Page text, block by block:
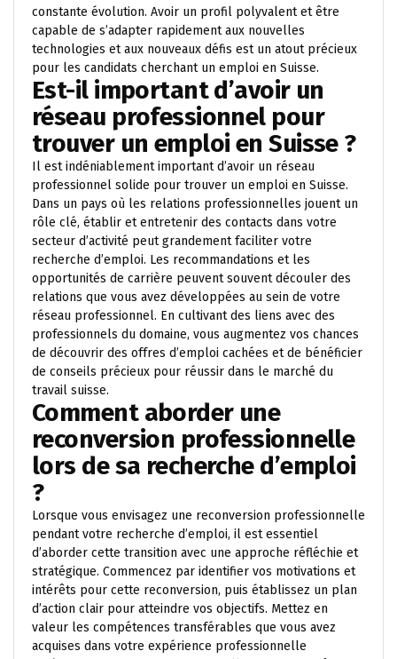
constante évolution. Avoir un profil polyvalent et être
capable de s’adapter rapidement aux nouvelles
technologies et aux nouveaux défis est un atout précieux
pour les candidats cherchant un emploi en Suisse.
Est-il important d’avoir un
réseau professionnel pour
trouver un emploi en Suisse ?
Il est indéniablement important d’avoir un réseau
professionnel solide pour trouver un emploi en Suisse.
Dans un pays où les relations professionnelles jouent un
rôle clé, établir et entretenir des contacts dans votre
secteur d’activité peut grandement faciliter votre
recherche d’emploi. Les recommandations et les
opportunités de carrière peuvent souvent découler des
relations que vous avez développées au sein de votre
réseau professionnel. En cultivant des liens avec des
professionnels du domaine, vous augmentez vos chances
de découvrir des offres d’emploi cachées et de bénéficier
de conseils précieux pour réussir dans le marché du
travail suisse.
Comment aborder une
reconversion professionnelle
lors de sa recherche d’emploi
?
Lorsque vous envisagez une reconversion professionnelle
pendant votre recherche d’emploi, il est essentiel
d’aborder cette transition avec une approche réfléchie et
stratégique. Commencez par identifier vos motivations et
intérêts pour cette reconversion, puis établissez un plan
d’action clair pour atteindre vos objectifs. Mettez en
valeur les compétences transférables que vous avez
acquises dans votre expérience professionnelle